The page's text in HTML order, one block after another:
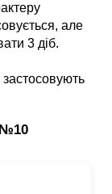
але
3 діб.
застосовують
№10